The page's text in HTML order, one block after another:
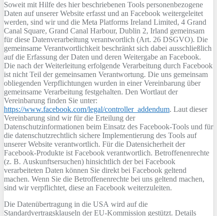
Soweit mit Hilfe des hier beschriebenen Tools personenbezogene
Daten auf unserer Website erfasst und an Facebook weitergeleitet
werden, sind wir und die Meta Platforms Ireland Limited, 4 Grand
Canal Square, Grand Canal Harbour, Dublin 2, Irland gemeinsam
für diese Datenverarbeitung verantwortlich (Art. 26 DSGVO). Die
gemeinsame Verantwortlichkeit beschränkt sich dabei ausschließlich
auf die Erfassung der Daten und deren Weitergabe an Facebook.
Die nach der Weiterleitung erfolgende Verarbeitung durch Facebook
ist nicht Teil der gemeinsamen Verantwortung. Die uns gemeinsam
obliegenden Verpflichtungen wurden in einer Vereinbarung über
gemeinsame Verarbeitung festgehalten. Den Wortlaut der
Vereinbarung finden Sie unter:
https://www.facebook.com/legal/controller_addendum. Laut dieser
Vereinbarung sind wir für die Erteilung der
Datenschutzinformationen beim Einsatz des Facebook-Tools und für
die datenschutzrechtlich sichere Implementierung des Tools auf
unserer Website verantwortlich. Für die Datensicherheit der
Facebook-Produkte ist Facebook verantwortlich. Betroffenenrechte
(z. B. Auskunftsersuchen) hinsichtlich der bei Facebook
verarbeiteten Daten können Sie direkt bei Facebook geltend
machen. Wenn Sie die Betroffenenrechte bei uns geltend machen,
sind wir verpflichtet, diese an Facebook weiterzuleiten.
Die Datenübertragung in die USA wird auf die
Standardvertragsklauseln der EU-Kommission gestützt. Details